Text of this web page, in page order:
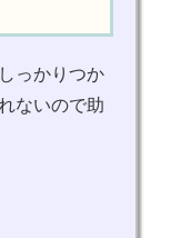
っかりつか
ないので助